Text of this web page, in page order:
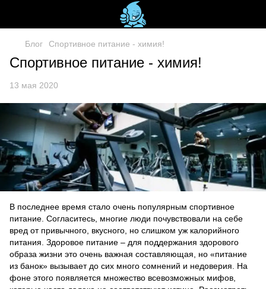
Блог Спортивное питание - химия!
Спортивное питание - химия!
13 мая 2020
В последнее время стало очень популярным спортивное
питание. Согласитесь, многие люди почувствовали на себе
вред от привычного, вкусного, но слишком уж калорийного
питания. Здоровое питание – для поддержания здорового
образа жизни это очень важная составляющая, но «питание
из банок» вызывает до сих много сомнений и недоверия. На
фоне этого появляется множество всевозможных мифов,